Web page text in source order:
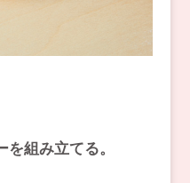
組み立てる。